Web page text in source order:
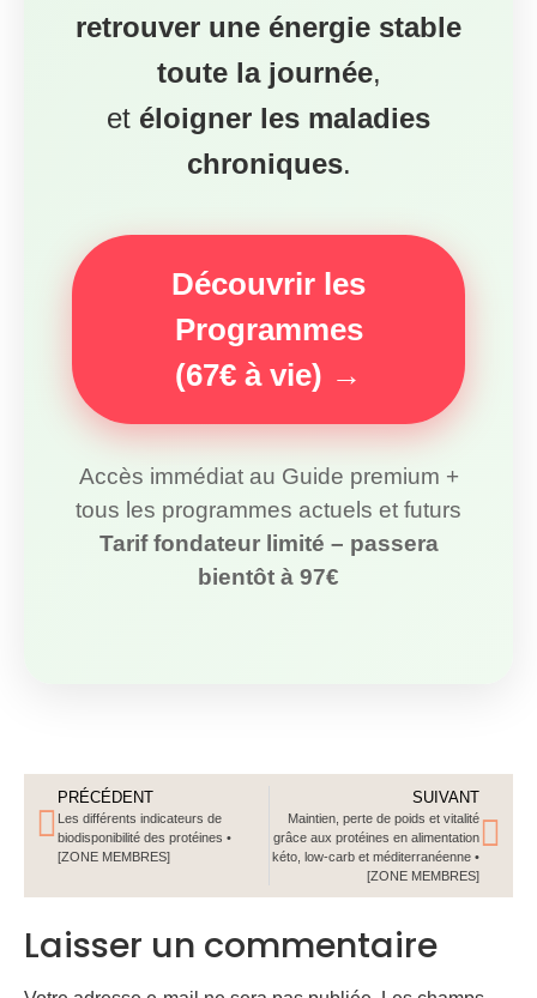
retrouver une énergie stable
toute la journée,
et éloigner les maladies
chroniques.
Découvrir les
Programmes
(67€ à vie) →
Accès immédiat au Guide premium +
tous les programmes actuels et futurs
Tarif fondateur limité – passera
bientôt à 97€
PRÉCÉDENT
Les différents indicateurs de
biodisponibilité des protéines •
[ZONE MEMBRES]
SUIVANT
Maintien, perte de poids et vitalité
grâce aux protéines en alimentation
kéto, low-carb et méditerranéenne •
[ZONE MEMBRES]
Laisser un commentaire